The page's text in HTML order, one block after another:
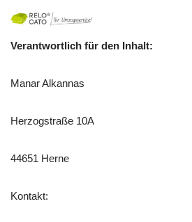
Verantwortlich für den Inhalt:
Manar Alkannas
Herzogstraße 10A
44651 Herne
Kontakt: